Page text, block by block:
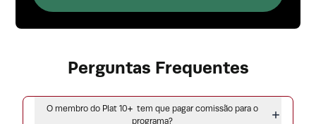
Perguntas Frequentes
O membro do Plat 10+ tem que pagar comissão para o
programa?